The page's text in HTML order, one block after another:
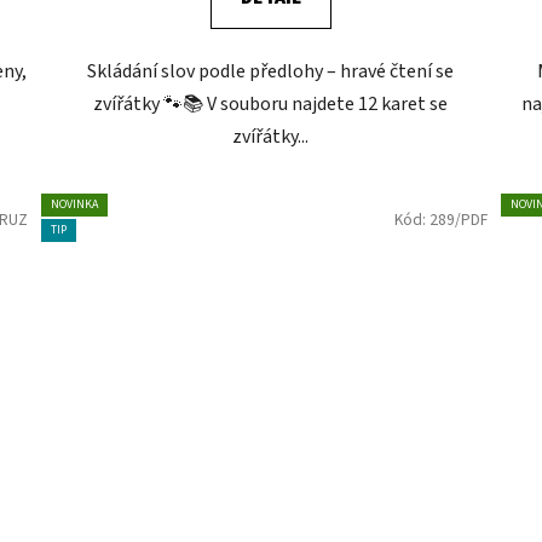
Skládání slov podle předlohy – hravé čtení se
zvířátky 🐾📚 V souboru najdete 12 karet se
zvířátky...
NOVINKA
TIP
Kód: 289/PDF